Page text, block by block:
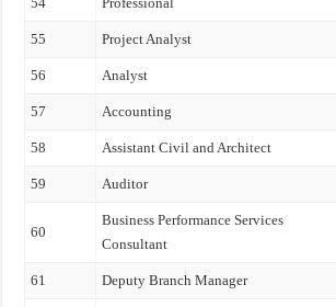
55 Project Analyst
56 Analyst
57 Accounting
58 Assistant Civil and Architect
59 Auditor
60
Business Performance Services
Consultant
61 Deputy Branch Manager